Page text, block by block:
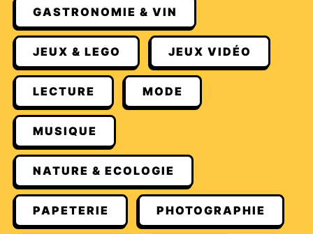
GASTRONOMIE & VIN
JEUX & LEGO JEUX VIDÉO
LECTURE MODE
MUSIQUE
NATURE & ECOLOGIE
PAPETERIE PHOTOGRAPHIE